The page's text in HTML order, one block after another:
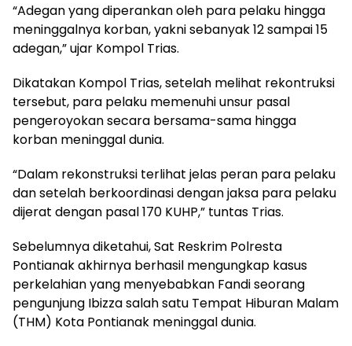
“Adegan yang diperankan oleh para pelaku hingga
meninggalnya korban, yakni sebanyak 12 sampai 15
adegan,” ujar Kompol Trias.
Dikatakan Kompol Trias, setelah melihat rekontruksi
tersebut, para pelaku memenuhi unsur pasal
pengeroyokan secara bersama-sama hingga
korban meninggal dunia.
“Dalam rekonstruksi terlihat jelas peran para pelaku
dan setelah berkoordinasi dengan jaksa para pelaku
dijerat dengan pasal 170 KUHP,” tuntas Trias.
Sebelumnya diketahui, Sat Reskrim Polresta
Pontianak akhirnya berhasil mengungkap kasus
perkelahian yang menyebabkan Fandi seorang
pengunjung Ibizza salah satu Tempat Hiburan Malam
(THM) Kota Pontianak meninggal dunia.